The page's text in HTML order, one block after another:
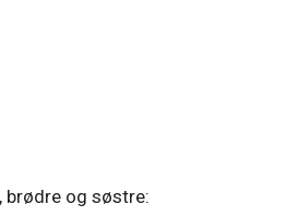
brødre og søstre: